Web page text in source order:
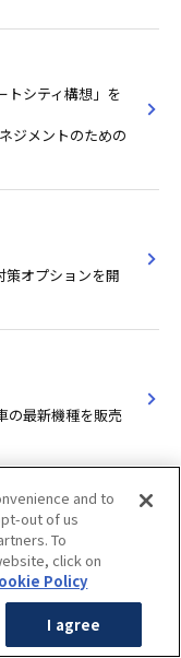
トシティ構想」を
ジメントのための
策オプションを開
の最新機種を販売
方式を採用！
用を開始しまし
and to
out of us
To
click on
Policy
I agree